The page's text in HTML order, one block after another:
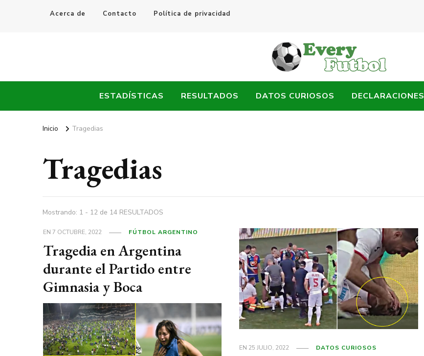
Acerca de Contacto Política de privacidad
Every Fútbol
ESTADÍSTICAS RESULTADOS DATOS CURIOSOS DECLARACIONES
Inicio Tragedias
Tragedias
Mostrando: 1 - 12 de 14 RESULTADOS
EN 7 OCTUBRE, 2022 FÚTBOL ARGENTINO
Tragedia en Argentina
durante el Partido entre
Gimnasia y Boca
EN 25 JULIO, 2022 DATOS CURIOSOS